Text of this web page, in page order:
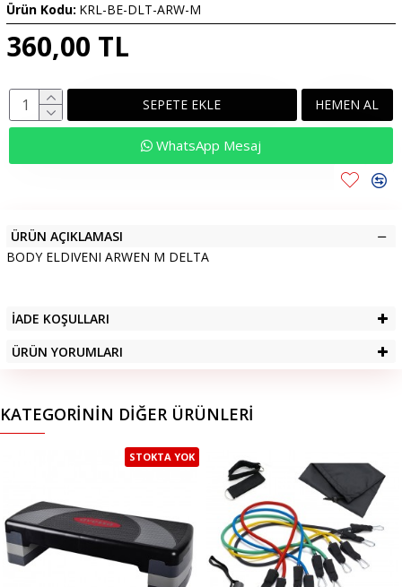
360,00 TL
Ürün Kodu: KRL-BE-DLT-ARW-M
SEPETE EKLE HEMEN AL
WhatsApp Mesaj
ÜRÜN AÇIKLAMASI
BODY ELDIVENI ARWEN M DELTA
İADE KOŞULLARI
ÜRÜN YORUMLARI
KATEGORININ DIĞER ÜRÜNLERI
STOKTA YOK